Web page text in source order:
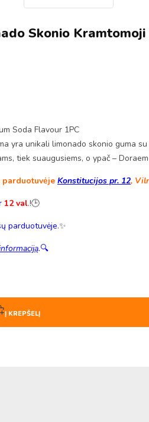
Skonio
Soda Flavour 1PC
yra unikali limonado skonio guma
tiek suaugusiems, o ypač –
parduotuvėje Konstitucijos pr. 12,
12 val.!🕒
parduotuvėje.✨
.🔍
Į KREPŠELĮ